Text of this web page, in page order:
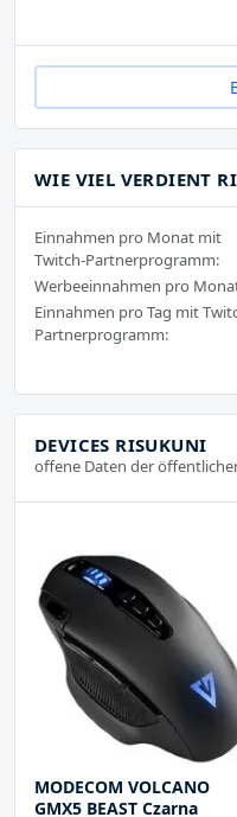
WIE VIEL VERDIENT
Einnahmen pro Monat mit
Twitch-Partnerprogramm:
Werbeeinnahmen pro
Einnahmen pro Tag mit
Partnerprogramm:
DEVICES RISUKUNI
offene Daten der
MODECOM VOLCANO
GMX5 BEAST Czarna